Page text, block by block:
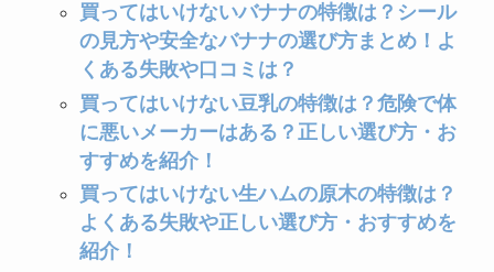
買ってはいけないバナナの特徴は？シール
の見方や安全なバナナの選び方まとめ！よ
くある失敗や口コミは？
買ってはいけない豆乳の特徴は？危険で体
に悪いメーカーはある？正しい選び方・お
すすめを紹介！
買ってはいけない生ハムの原木の特徴は？
よくある失敗や正しい選び方・おすすめを
紹介！